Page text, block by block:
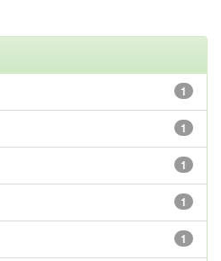
1
1
1
1
1